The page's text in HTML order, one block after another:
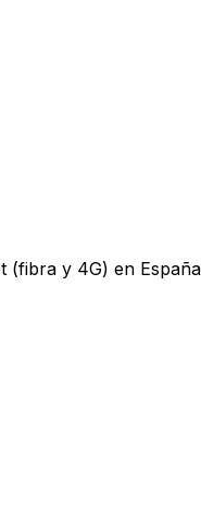
y 4G) en